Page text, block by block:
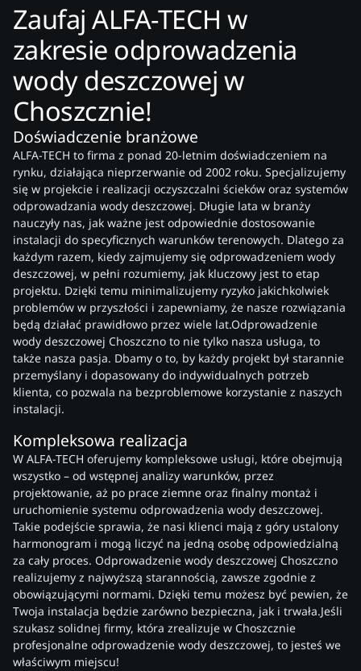
Zaufaj ALFA-TECH w
zakresie odprowadzenia
wody deszczowej w
Choszcznie!
Doświadczenie branżowe
ALFA-TECH to firma z ponad 20-letnim doświadczeniem na
rynku, działająca nieprzerwanie od 2002 roku. Specjalizujemy
się w projekcie i realizacji oczyszczalni ścieków oraz systemów
odprowadzania wody deszczowej. Długie lata w branży
nauczyły nas, jak ważne jest odpowiednie dostosowanie
instalacji do specyficznych warunków terenowych. Dlatego za
każdym razem, kiedy zajmujemy się odprowadzeniem wody
deszczowej, w pełni rozumiemy, jak kluczowy jest to etap
projektu. Dzięki temu minimalizujemy ryzyko jakichkolwiek
problemów w przyszłości i zapewniamy, że nasze rozwiązania
będą działać prawidłowo przez wiele lat.Odprowadzenie
wody deszczowej Choszczno to nie tylko nasza usługa, to
także nasza pasja. Dbamy o to, by każdy projekt był starannie
przemyślany i dopasowany do indywidualnych potrzeb
klienta, co pozwala na bezproblemowe korzystanie z naszych
instalacji.
Kompleksowa realizacja
W ALFA-TECH oferujemy kompleksowe usługi, które obejmują
wszystko – od wstępnej analizy warunków, przez
projektowanie, aż po prace ziemne oraz finalny montaż i
uruchomienie systemu odprowadzenia wody deszczowej.
Takie podejście sprawia, że nasi klienci mają z góry ustalony
harmonogram i mogą liczyć na jedną osobę odpowiedzialną
za cały proces. Odprowadzenie wody deszczowej Choszczno
realizujemy z najwyższą starannością, zawsze zgodnie z
obowiązującymi normami. Dzięki temu możesz być pewien, że
Twoja instalacja będzie zarówno bezpieczna, jak i trwała.Jeśli
szukasz solidnej firmy, która zrealizuje w Choszcznie
profesjonalne odprowadzenie wody deszczowej, to jesteś we
właściwym miejscu!